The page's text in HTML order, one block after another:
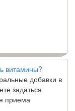
витамины?
добавки в
задаться
приема